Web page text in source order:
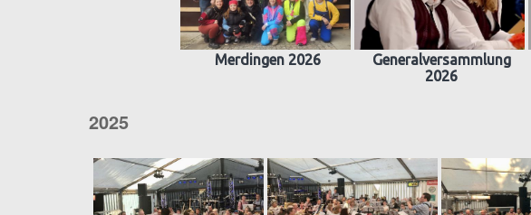
Merdingen 2026
Generalversammlung
2026
2025